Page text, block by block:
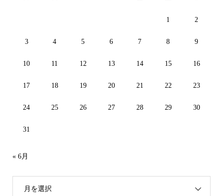
1 2
3 4 5 6 7 8 9
10 11 12 13 14 15 16
17 18 19 20 21 22 23
24 25 26 27 28 29 30
31
« 6月
月を選択